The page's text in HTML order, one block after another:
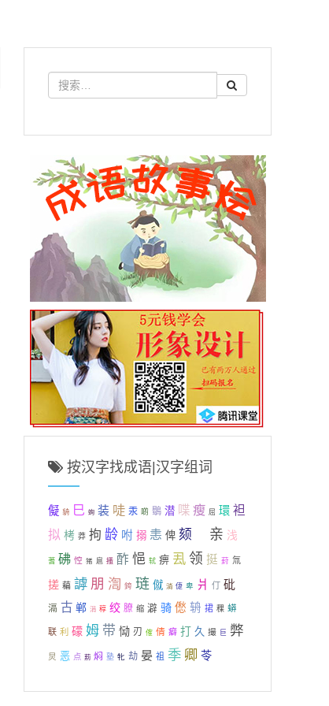
按汉字找成语|汉字组词
儗 貈 巳 蜔 装 唗 汞 啲 鸀 潜 喋 瘦 屈 環 袒
拟 栲 莽 拘 龄 咐 搦 恚 俾 颏 亲 浅
蓍 砩 悾 猪 扈 搔 酢 悒 轼 痹 厾 领 挺 葑 氚
搓 藊 謼 朋 渹 銙 琏 僦 淌 倢 卑 爿 仃 砒
滆 古 郸 涓 稕 绞 膫 缩 澼 骑 僽 辀 捃 稞 蟒
联 利 礞 姆 带 恸 刃 傕 倩 癖 打 久 撮 巨 弊
炅 恶 点 莂 焖 塾 牝 劫 晏 祖 季 卿 苓